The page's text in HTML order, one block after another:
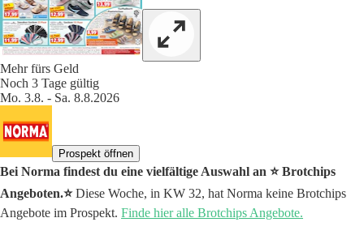
Mehr fürs Geld
Noch 3 Tage gültig
Mo. 3.8. - Sa. 8.8.2026
Prospekt öffnen
Bei Norma findest du eine vielfältige Auswahl an ⭐️ Brotchips
Angeboten.⭐️Diese Woche, in KW 32, hat Norma keine Brotchips
Angebote im Prospekt. Finde hier alle Brotchips Angebote.